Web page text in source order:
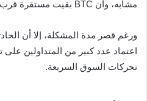
مشابه، وأن BTC بقيت مستقرة قرب مستوياتها الطبيعية.
ورغم قصر مدة المشكلة، إلا أن
اعتماد عدد كبير من المتداولين على
تحركات السوق السريعة.